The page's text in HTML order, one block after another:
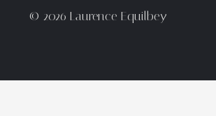
© 2026 Laurence Equilbey